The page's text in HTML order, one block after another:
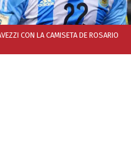
CON LA CAMISETA DE ROSARIO